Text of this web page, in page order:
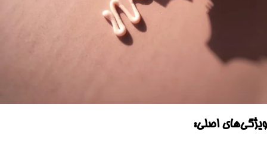
ویژگی‌های اصلی: